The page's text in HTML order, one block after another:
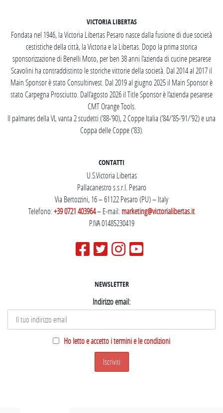
VICTORIA LIBERTAS
Fondata nel 1946, la Victoria Libertas Pesaro nasce dalla fusione di due società
cestistiche della città, la Victoria e la Libertas. Dopo la prima storica
sponsorizzazione di Benelli Moto, per ben 38 anni l’azienda di cucine pesarese
Scavolini ha contraddistinto le storiche vittorie della società. Dal 2014 al 2017 il
Main Sponsor è stato Consultinvest. Dal 2019 al giugno 2025 il Main Sponsor è
stato Carpegna Prosciutto. Dall’agosto 2026 il Title Sponsor è l’azienda pesarese
CMT Orange Tools.
Il palmares della VL vanta 2 scudetti (’88-’90), 2 Coppe Italia (’84/’85-’91/’92) e una
Coppa delle Coppe (’83).
CONTATTI
U.S.Victoria Libertas
Pallacanestro s.s.r.l. Pesaro
Via Bertozzini, 16 – 61122 Pesaro (PU) – Italy
Telefono:+39 0721 403964– E-mail:marketing@victorialibertas.it
P.IVA 01485230419
NEWSLETTER
Indirizzo email:
Ho letto e accetto i termini e le condizioni